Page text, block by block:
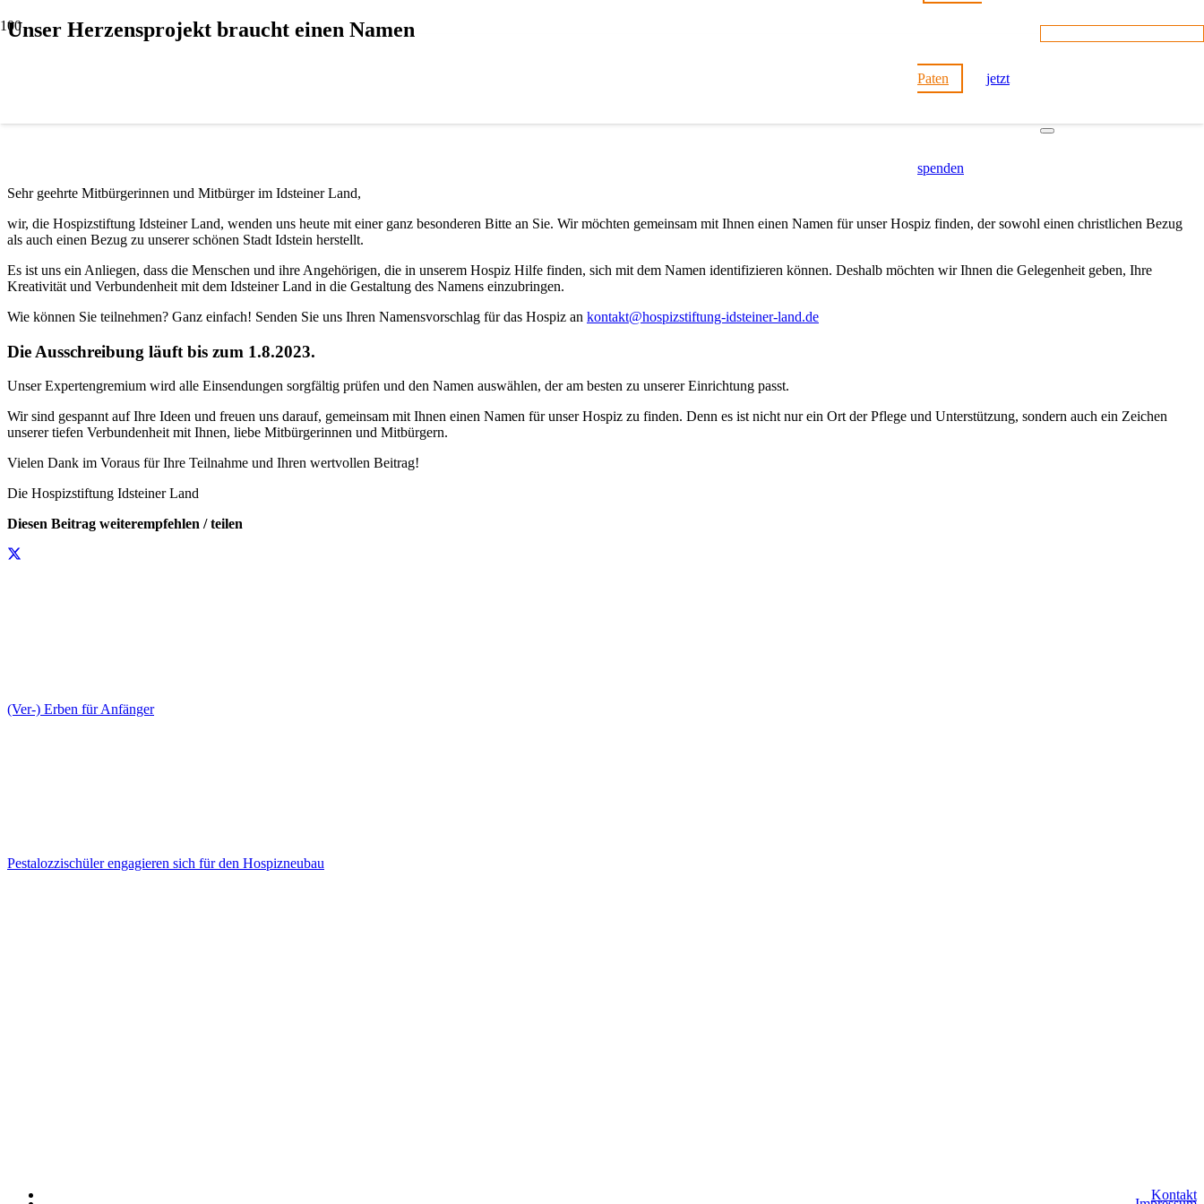
Paten jetzt
spenden
Unser Herzensprojekt braucht einen Namen
Sehr geehrte Mitbürgerinnen und Mitbürger im Idsteiner Land,
wir, die Hospizstiftung Idsteiner Land, wenden uns heute mit einer ganz besonderen Bitte an Sie. Wir möchten gemeinsam mit Ihnen einen Namen für unser Hospiz finden, der sowohl einen christlichen Bezug
als auch einen Bezug zu unserer schönen Stadt Idstein herstellt.
Es ist uns ein Anliegen, dass die Menschen und ihre Angehörigen, die in unserem Hospiz Hilfe finden, sich mit dem Namen identifizieren können. Deshalb möchten wir Ihnen die Gelegenheit geben, Ihre
Kreativität und Verbundenheit mit dem Idsteiner Land in die Gestaltung des Namens einzubringen.
Wie können Sie teilnehmen? Ganz einfach! Senden Sie uns Ihren Namensvorschlag für das Hospiz an kontakt@hospizstiftung-idsteiner-land.de
Die Ausschreibung läuft bis zum 1.8.2023.
Unser Expertengremium wird alle Einsendungen sorgfältig prüfen und den Namen auswählen, der am besten zu unserer Einrichtung passt.
Wir sind gespannt auf Ihre Ideen und freuen uns darauf, gemeinsam mit Ihnen einen Namen für unser Hospiz zu finden. Denn es ist nicht nur ein Ort der Pflege und Unterstützung, sondern auch ein Zeichen
unserer tiefen Verbundenheit mit Ihnen, liebe Mitbürgerinnen und Mitbürgern.
Vielen Dank im Voraus für Ihre Teilnahme und Ihren wertvollen Beitrag!
Die Hospizstiftung Idsteiner Land
Diesen Beitrag weiterempfehlen / teilen
(Ver-) Erben für Anfänger
Pestalozzischüler engagieren sich für den Hospizneubau
Kontakt